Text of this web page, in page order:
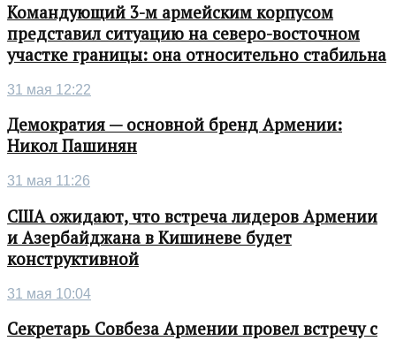
Командующий 3-м армейским корпусом
представил ситуацию на северо-восточном
участке границы: она относительно стабильна
31 мая 12:22
Демократия — основной бренд Армении:
Никол Пашинян
31 мая 11:26
США ожидают, что встреча лидеров Армении
и Азербайджана в Кишиневе будет
конструктивной
31 мая 10:04
Секретарь Совбеза Армении провел встречу с